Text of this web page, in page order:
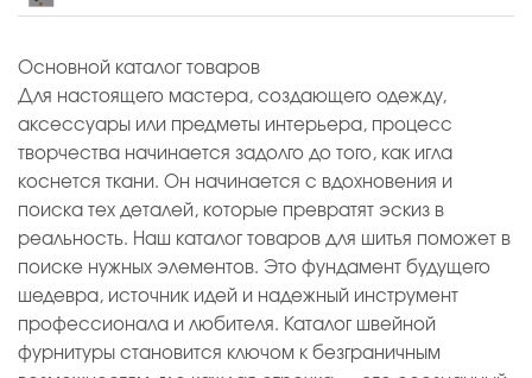
Основной каталог товаров
Для настоящего мастера, создающего одежду,
аксессуары или предметы интерьера, процесс
творчества начинается задолго до того, как игла
коснется ткани. Он начинается с вдохновения и
поиска тех деталей, которые превратят эскиз в
реальность. Наш каталог товаров для шитья поможет в
поиске нужных элементов. Это фундамент будущего
шедевра, источник идей и надежный инструмент
профессионала и любителя. Каталог швейной
фурнитуры становится ключом к безграничным